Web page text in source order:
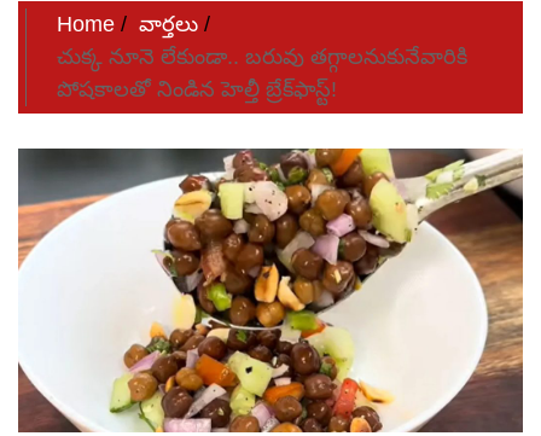
Home
వార్తలు
చుక్క నూనె లేకుండా.. బరువు తగ్గాలనుకునేవారికి
పోషకాలతో నిండిన హెల్తీ బ్రేక్‌ఫాస్ట్!